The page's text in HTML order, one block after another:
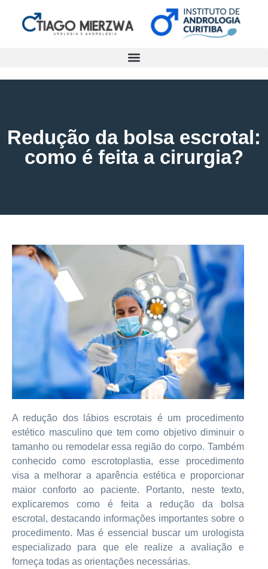
Redução da bolsa escrotal:
como é feita a cirurgia?
A redução dos lábios escrotais é um procedimento
estético masculino que tem como objetivo diminuir o
tamanho ou remodelar essa região do corpo. Também
conhecido como escrotoplastia, esse procedimento
visa a melhorar a aparência estética e proporcionar
maior conforto ao paciente. Portanto, neste texto,
explicaremos como é feita a redução da bolsa
escrotal, destacando informações importantes sobre o
procedimento. Mas é essencial buscar um urologista
especializado para que ele realize a avaliação e
forneça todas as orientações necessárias.